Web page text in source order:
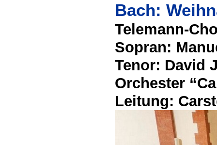
Bach:
Telemann-
Sopran:
Tenor: David
Orchester
Leitung: